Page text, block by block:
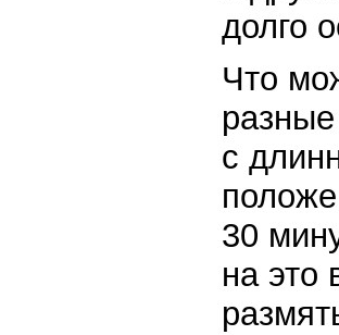
долго
Что
с
30
на это